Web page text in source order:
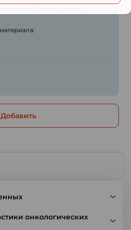
онкологических
Добавить